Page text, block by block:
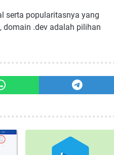
serta popularitasnya yang
domain .dev adalah pilihan